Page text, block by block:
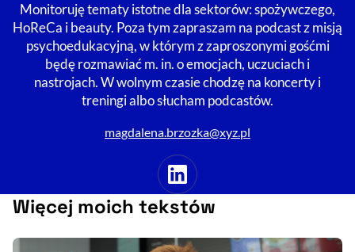
Deklaracja dostępności, otwiera się w nowym oknie
Zgłoś problem
, otwiera się w
Monitoruję tematy istotne dla sektorów: spożywczego,
HoReCa i beauty. Poza tym zapraszam na podcast z misją
psychoedukacyjną, w którym z zaproszonymi gośćmi
będę rozmawiać m. in. o emocjach, uczuciach i
nastrojach. W wolnym czasie chodzę na koncerty i
treningi albo słucham podcastów.
magdalena.brzozka@xyz.pl
Linkedin
Więcej moich tekstów